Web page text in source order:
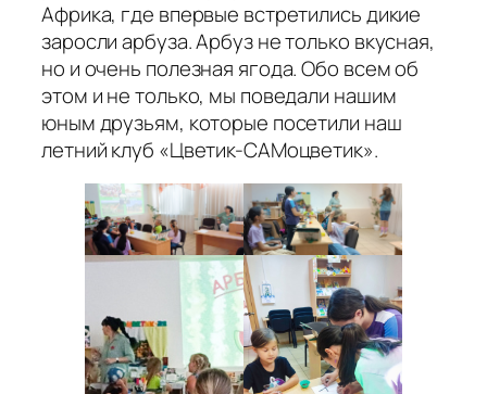
Африка, где впервые встретились дикие
заросли арбуза. Арбуз не только вкусная,
но и очень полезная ягода. Обо всем об
этом и не только, мы поведали нашим
юным друзьям, которые посетили наш
летний клуб «Цветик-САМоцветик».